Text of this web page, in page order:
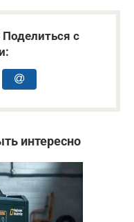
Поделиться с
интересно